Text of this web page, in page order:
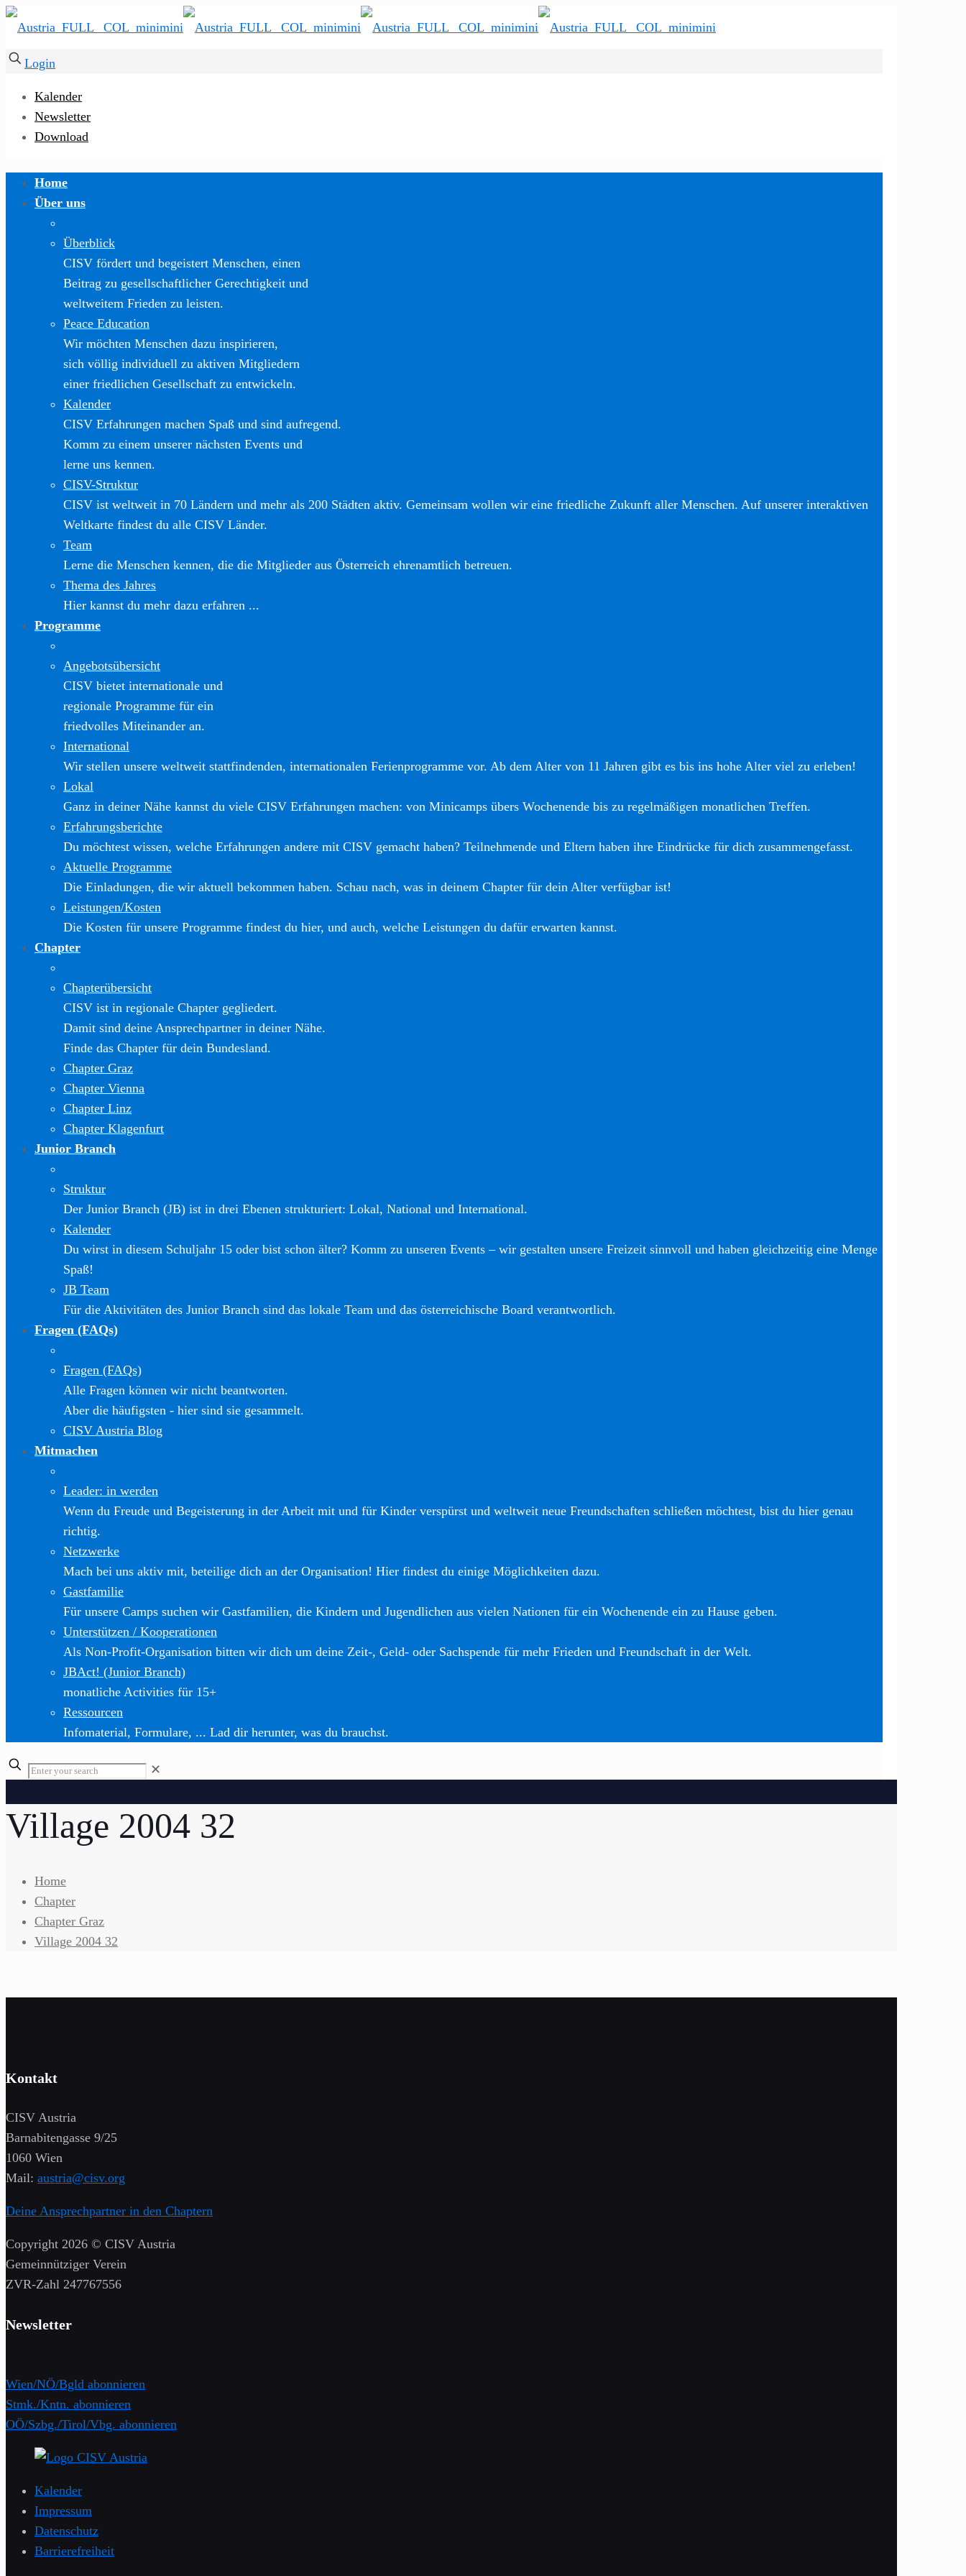
Login
Kalender
Newsletter
Download
Home
Über uns
Überblick
CISV fördert und begeistert Menschen, einen
Beitrag zu gesellschaftlicher Gerechtigkeit und
weltweitem Frieden zu leisten.
Peace Education
Wir möchten Menschen dazu inspirieren,
sich völlig individuell zu aktiven Mitgliedern
einer friedlichen Gesellschaft zu entwickeln.
Kalender
CISV Erfahrungen machen Spaß und sind aufregend.
Komm zu einem unserer nächsten Events und
lerne uns kennen.
CISV-Struktur
CISV ist weltweit in 70 Ländern und mehr als 200 Städten aktiv. Gemeinsam wollen wir eine friedliche Zukunft aller Menschen. Auf unserer interaktiven
Weltkarte findest du alle CISV Länder.
Team
Lerne die Menschen kennen, die die Mitglieder aus Österreich ehrenamtlich betreuen.
Thema des Jahres
Hier kannst du mehr dazu erfahren ...
Programme
Angebotsübersicht
CISV bietet internationale und
regionale Programme für ein
friedvolles Miteinander an.
International
Wir stellen unsere weltweit stattfindenden, internationalen Ferienprogramme vor. Ab dem Alter von 11 Jahren gibt es bis ins hohe Alter viel zu erleben!
Lokal
Ganz in deiner Nähe kannst du viele CISV Erfahrungen machen: von Minicamps übers Wochenende bis zu regelmäßigen monatlichen Treffen.
Erfahrungsberichte
Du möchtest wissen, welche Erfahrungen andere mit CISV gemacht haben? Teilnehmende und Eltern haben ihre Eindrücke für dich zusammengefasst.
Aktuelle Programme
Die Einladungen, die wir aktuell bekommen haben. Schau nach, was in deinem Chapter für dein Alter verfügbar ist!
Leistungen/Kosten
Die Kosten für unsere Programme findest du hier, und auch, welche Leistungen du dafür erwarten kannst.
Chapter
Chapterübersicht
CISV ist in regionale Chapter gegliedert.
Damit sind deine Ansprechpartner in deiner Nähe.
Finde das Chapter für dein Bundesland.
Chapter Graz
Chapter Vienna
Chapter Linz
Chapter Klagenfurt
Junior Branch
Struktur
Der Junior Branch (JB) ist in drei Ebenen strukturiert: Lokal, National und International.
Kalender
Du wirst in diesem Schuljahr 15 oder bist schon älter? Komm zu unseren Events – wir gestalten unsere Freizeit sinnvoll und haben gleichzeitig eine Menge
Spaß!
JB Team
Für die Aktivitäten des Junior Branch sind das lokale Team und das österreichische Board verantwortlich.
Fragen (FAQs)
Fragen (FAQs)
Alle Fragen können wir nicht beantworten.
Aber die häufigsten - hier sind sie gesammelt.
CISV Austria Blog
Mitmachen
Leader: in werden
Wenn du Freude und Begeisterung in der Arbeit mit und für Kinder verspürst und weltweit neue Freundschaften schließen möchtest, bist du hier genau
richtig.
Netzwerke
Mach bei uns aktiv mit, beteilige dich an der Organisation! Hier findest du einige Möglichkeiten dazu.
Gastfamilie
Für unsere Camps suchen wir Gastfamilien, die Kindern und Jugendlichen aus vielen Nationen für ein Wochenende ein zu Hause geben.
Unterstützen / Kooperationen
Als Non-Profit-Organisation bitten wir dich um deine Zeit-, Geld- oder Sachspende für mehr Frieden und Freundschaft in der Welt.
JBAct! (Junior Branch)
monatliche Activities für 15+
Ressourcen
Infomaterial, Formulare, ... Lad dir herunter, was du brauchst.
✕
Village 2004 32
Home
Chapter
Chapter Graz
Village 2004 32
Kontakt
CISV Austria
Barnabitengasse 9/25
1060 Wien
Mail: austria@cisv.org
Deine Ansprechpartner in den Chaptern
Copyright 2026 © CISV Austria
Gemeinnütziger Verein
​ZVR-Zahl 247767556
Newsletter
Wien/NÖ/Bgld abonnieren
Stmk./Kntn. abonnieren
OÖ/Szbg./Tirol/Vbg. abonnieren
Kalender
Impressum
Datenschutz
Barrierefreiheit